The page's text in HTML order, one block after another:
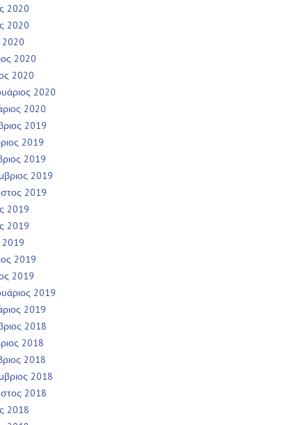
2020
2020
2020
2020
2020
2020
2020
2019
2019
2019
2019
2019
2019
2019
2019
2019
2019
2019
2019
2018
2018
2018
2018
2018
2018